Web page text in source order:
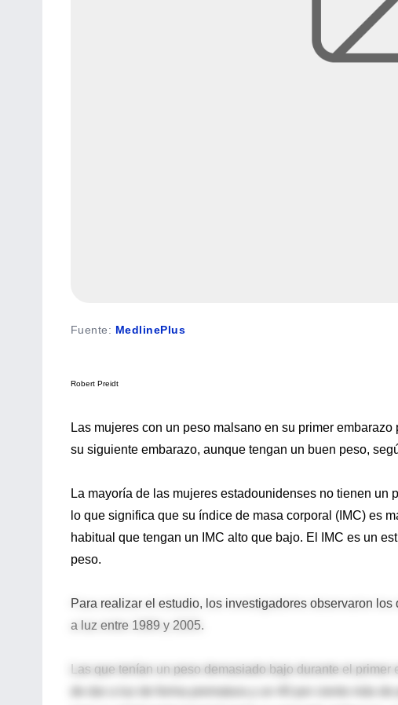
Fuente: MedlinePlus
Robert Preidt
Las mujeres con un peso malsano en su primer
su siguiente embarazo, aunque tengan un buen peso,
La mayoría de las mujeres estadounidenses no tienen
lo que significa que su índice de masa corporal (IMC) es
habitual que tengan un IMC alto que bajo. El IMC es un
peso.
Para realizar el estudio, los investigadores observaron
a luz entre 1989 y 2005.
Las que tenían un peso demasiado bajo durante el
de dar a luz de forma prematura y un 40 por ciento más